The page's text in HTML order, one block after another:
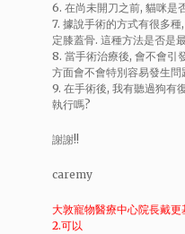
6. 在尚未開刀之前, 貓咪是
7. 據說手術的方式有很多
定膝蓋骨. 這種方法是否是
8. 當手術治療後, 會不會引
方面會不會特別容易發生問
9. 在手術後, 我有聽過狗有
執行嗎?
謝謝!!
caremy
大敦寵物醫療中心院長戴
2.可以